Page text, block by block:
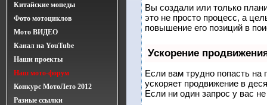
Китайские мопеды
Фото мотоциклов
Мото ВИДЕО
Канал на YouTube
Наши проекты
Наш мото-форум
Конкурс МотоЛето 2012
Разные ссылки
Вы создали или только
это не просто процесс, а
повышение его позиций в
Ускорение
Если вам трудно попасть на
ускоряет продвижение в
Если ни один запрос у вас